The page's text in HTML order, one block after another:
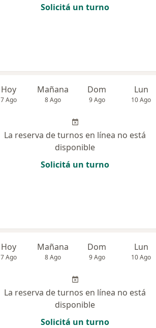
Solicitá un turno
Hoy
7 Ago
Mañana
8 Ago
Dom
9 Ago
Lun
10 Ago
La reserva de turnos en línea no está
disponible
Solicitá un turno
Hoy
7 Ago
Mañana
8 Ago
Dom
9 Ago
Lun
10 Ago
La reserva de turnos en línea no está
disponible
Solicitá un turno